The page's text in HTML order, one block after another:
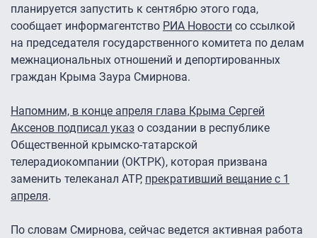
планируется запустить к сентябрю этого года,
сообщает информагентство РИА Новости со ссылкой
на председателя государственного комитета по делам
межнациональных отношений и депортированных
граждан Крыма Заура Смирнова.
Напомним, в конце апреля глава Крыма Сергей
Аксенов подписал указ о создании в республике
Общественной крымско-татарской
телерадиокомпании (ОКТРК), которая призвана
заменить телеканал АТР, прекративший вещание с 1
апреля.
По словам Смирнова, сейчас ведется активная работа